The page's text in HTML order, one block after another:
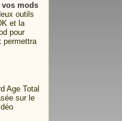
vos mods
outils
et la
pour
permettra
Age Total
sur le